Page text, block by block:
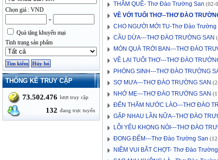
Chọn giá : VND
-
Quà tặng khuyến mại
Tình trạng sản phẩm
THỐNG KÊ TRUY CẬP
73.502.476 lượt truy cập
132 đang trực tuyến
THĂM QUÊ- Thơ Đào Trường San (02-
VỀ VỚI TUỔI THƠ--THƠ ĐÀO
CHO NGƯỜI MỚI TU-Thơ Đào Trường
CẦU DỪA---THƠ ĐÀO TRƯỜNG SAN
MÓN QUÀ TRỜI BAN---THƠ ĐÀO
VỀ LẠI TUỔI THƠ---THƠ ĐÀO
PHÓNG SINH---THƠ ĐÀO TRƯỜNG
SỢ MƯA---THƠ ĐÀO TRƯỜNG SAN
NHỚ MẸ---THƠ ĐÀO TRƯỜNG SAN
ĐẾN THĂM NƯỚC LÀO---THƠ ĐÀO
GẶP NHAU LẦN NỮA--THƠ ĐÀO
LỖI YÊU KHỌNG NÓI---THƠ ĐÀO
ĐONG ĐẾM---Thơ Đào Trường San
NIỀM VUI BẤT CHỢT- Thơ Đào